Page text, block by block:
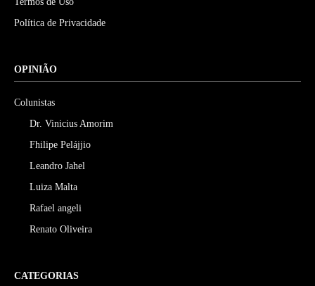
Política de Privacidade
OPINIÃO
Colunistas
Dr. Vinicius Amorim
Fhilipe Pelájjio
Leandro Jahel
Luiza Malta
Rafael angeli
Renato Oliveira
CATEGORIAS